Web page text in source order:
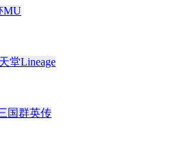
MU
天堂Lineage
国群英传